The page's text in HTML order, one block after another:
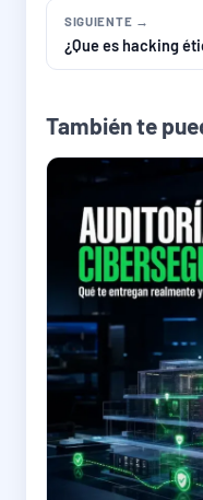
SIGUIENTE →
¿Que es hacking
También te